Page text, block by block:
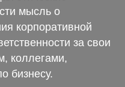
мысль о
корпоративной
за свои
коллегами,
бизнесу.